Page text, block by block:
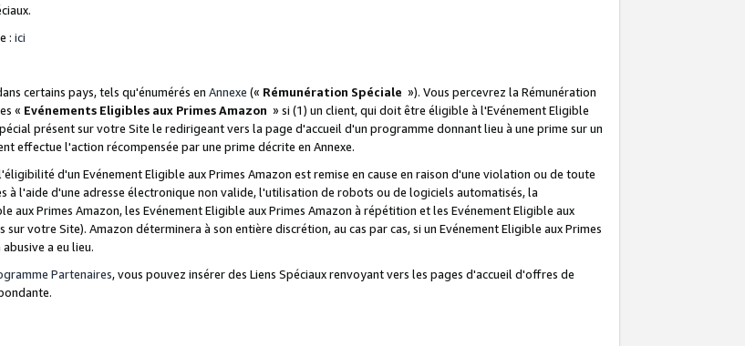
: ici
certains pays, tels qu'énumérés en Annexe (« Rémunération Spéciale »). Vous percevrez la Rémunération
« Evénements Eligibles aux Primes Amazon » si (1) un client, qui doit être éligible à l'Evénement Eligible
présent sur votre Site le redirigeant vers la page d'accueil d'un programme donnant lieu à une prime sur un
effectue l'action récompensée par une prime décrite en Annexe.
d'un Evénement Eligible aux Primes Amazon est remise en cause en raison d'une violation ou de toute
à l'aide d'une adresse électronique non valide, l'utilisation de robots ou de logiciels automatisés, la
aux Primes Amazon, les Evénement Eligible aux Primes Amazon à répétition et les Evénement Eligible aux
votre Site). Amazon déterminera à son entière discrétion, au cas par cas, si un Evénement Eligible aux Primes
a eu lieu.
Partenaires, vous pouvez insérer des Liens Spéciaux renvoyant vers les pages d'accueil d'offres de